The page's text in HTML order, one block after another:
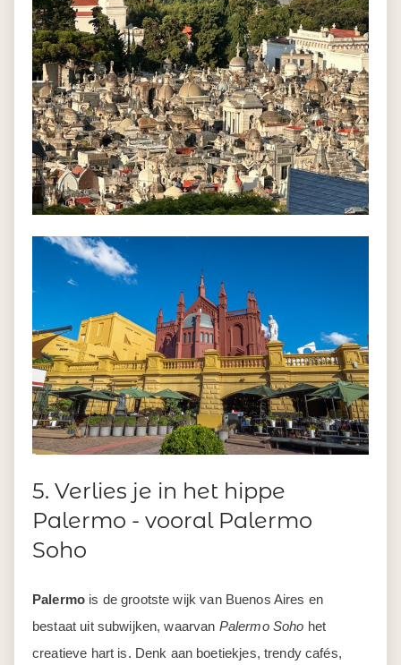
5. Verlies je in het hippe
Palermo - vooral Palermo
Soho
Palermo is de grootste wijk van Buenos Aires en
bestaat uit subwijken, waarvan Palermo Soho het
creatieve hart is. Denk aan boetiekjes, trendy cafés,